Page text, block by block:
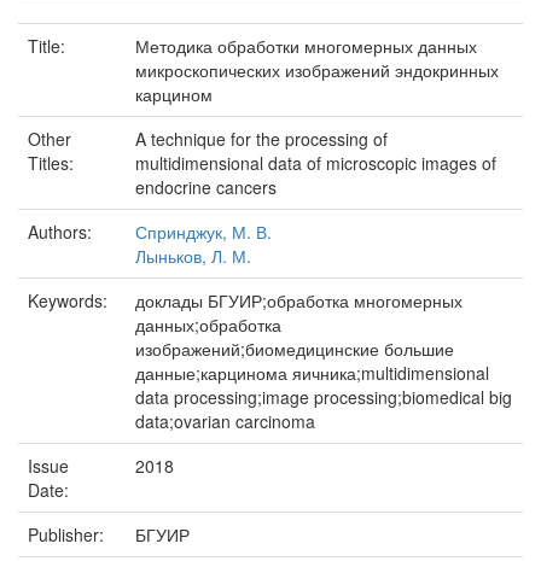
Title:
Методика обработки многомерных данных
микроскопических изображений эндокринных
карцином
Other
Titles:
A technique for the processing of
multidimensional data of microscopic images of
endocrine cancers
Authors:
Спринджук, М. В.
Лыньков, Л. М.
Keywords:
доклады БГУИР;обработка многомерных
данных;обработка
изображений;биомедицинские большие
данные;карцинома яичника;multidimensional
data processing;image processing;biomedical big
data;ovarian carcinoma
Issue
Date:
2018
Publisher:
БГУИР